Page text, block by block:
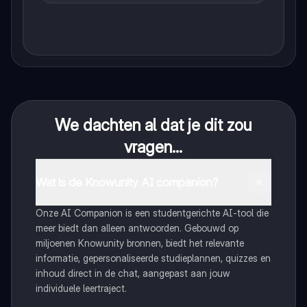
We dachten al dat je dit zou
vragen...
Onze AI Companion is een studentgerichte AI-tool die
meer biedt dan alleen antwoorden. Gebouwd op
miljoenen Knowunity bronnen, biedt het relevante
informatie, gepersonaliseerde studieplannen, quizzes en
inhoud direct in de chat, aangepast aan jouw
individuele leertraject.